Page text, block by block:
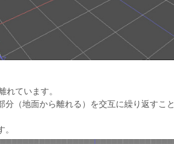
れています。
（地面から離れる）を交互に繰り返すこと